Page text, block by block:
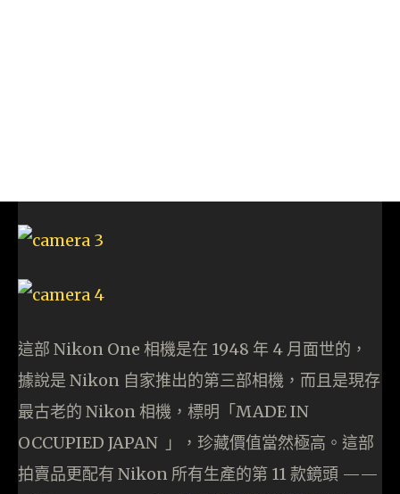
這部 Nikon One 相機是在 1948 年 4 月面世的，
據說是 Nikon 自家推出的第三部相機，而且是現存
最古老的 Nikon 相機，標明「MADE IN
OCCUPIED JAPAN 」，珍藏價值當然極高。這部
拍賣品更配有 Nikon 所有生產的第 11 款鏡頭 ——